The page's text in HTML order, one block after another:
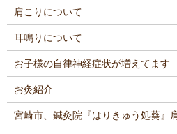
肩こりについて
耳鳴りについて
お子様の自律神経症状が増えてます
お灸紹介
宮崎市、鍼灸院『はりきゅう処葵』